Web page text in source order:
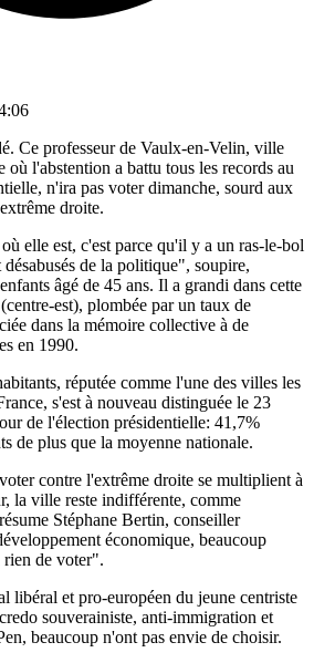
Ce professeur de Vaulx-en-Velin, ville
où l'abstention a battu tous les records au
n'ira pas voter dimanche, sourd aux
droite.
elle est, c'est parce qu'il y a un ras-le-bol
désabusés de la politique", soupire,
âgé de 45 ans. Il a grandi dans cette
est), plombée par un taux de
dans la mémoire collective à de
en 1990.
réputée comme l'une des villes les
s'est à nouveau distinguée le 23
de l'élection présidentielle: 41,7%
de plus que la moyenne nationale.
contre l'extrême droite se multiplient à
la ville reste indifférente, comme
Stéphane Bertin, conseiller
économique, beaucoup
rien de voter".
libéral et pro-européen du jeune centriste
souverainiste, anti-immigration et
beaucoup n'ont pas envie de choisir.